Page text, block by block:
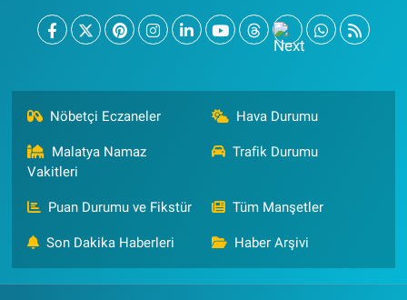
Nöbetçi Eczaneler Hava Durumu
Malatya Namaz
Vakitleri
Trafik Durumu
Puan Durumu ve Fikstür Tüm Manşetler
Son Dakika Haberleri Haber Arşivi